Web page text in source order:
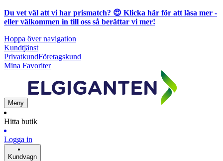
Du vet väl att vi har prismatch? 😍 Klicka här för att läsa mer -
eller välkommen in till oss så berättar vi mer!
Hoppa över navigation
Kundtjänst
PrivatkundFöretagskund
Mina Favoriter
Meny
Hitta butik
Logga in
Kundvagn